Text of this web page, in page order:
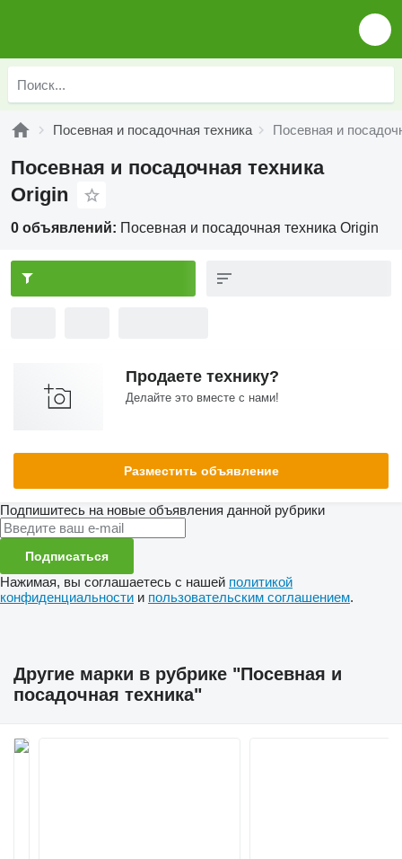
Посевная и посадочная техника Посевная и
Посевная и посадочная техника
Origin
0 объявлений: Посевная и посадочная техника Origin
Продаете технику?
Делайте это вместе с нами!
Разместить объявление
Подпишитесь на новые объявления данной рубрики
Подписаться
Нажимая, вы соглашаетесь с нашей политикой
конфиденциальности и пользовательским соглашением.
Другие марки в рубрике "Посевная и
посадочная техника"